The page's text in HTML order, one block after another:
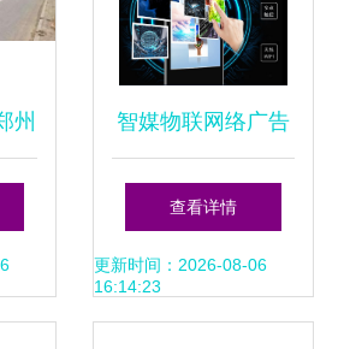
州 智媒物联网络广告
机 本地与云端双系
统赋能高效广告发
查看详情
更新时间：2026-08-06
16:14:23